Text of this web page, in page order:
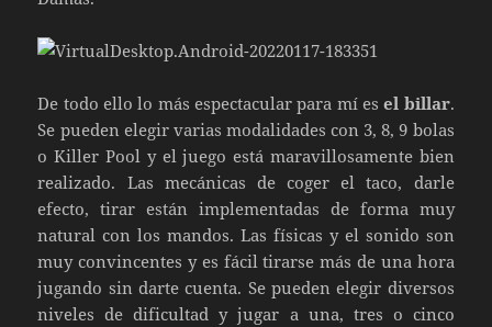
De todo ello lo más espectacular para mí esel billar.
Se pueden elegir varias modalidades con 3, 8, 9 bolas
o Killer Pool y el juego está maravillosamente bien
realizado. Las mecánicas de coger el taco, darle
efecto, tirar están implementadas de forma muy
natural con los mandos. Las físicas y el sonido son
muy convincentes y es fácil tirarse más de una hora
jugando sin darte cuenta. Se pueden elegir diversos
niveles de dificultad y jugar a una, tres o cinco